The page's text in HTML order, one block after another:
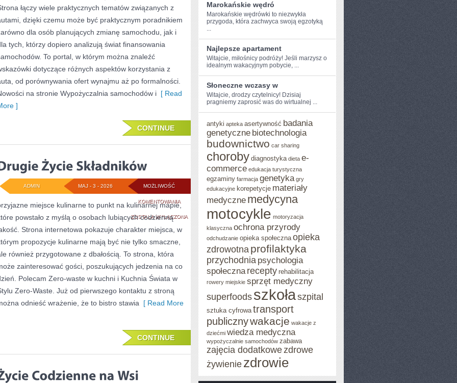
CARSHARING
łączy wiele praktycznych tematów związanych z
dzięki czemu może być praktycznym poradnikiem
dla osób planujących zmianę samochodu, jak i
tych, którzy dopiero analizują świat finansowania
To portal, w którym można znaleźć
dotyczące różnych aspektów korzystania z
od porównywania ofert wynajmu aż po formalności.
na stronie Wypożyczalnia samochodów i [ Read
]
CONTINUE
MOŻLIWOŚĆ
KOMENTOWANIADRUGIE
ŻYCIE
SKŁADNIKÓW
ZOSTAŁA WYŁĄCZONA
MAJ - 3 - 2026
ADMIN
miejsce kulinarne to punkt na kulinarnej mapie,
powstało z myślą o osobach lubiących codzienną
Strona internetowa pokazuje charakter miejsca, w
propozycje kulinarne mają być nie tylko smaczne,
również przygotowane z dbałością. To strona, która
zainteresować gości, poszukujących jedzenia na co
Polecam Zero-waste w kuchni i Kuchnia Świata w
Zero-Waste. Już od pierwszego kontaktu z stroną
odnieść wrażenie, że to bistro stawia [ Read More
CONTINUE
Marokańskie wędró
Marokańskie wędrówki ​to niezwykła
przygoda, która zachwyca swoją egzotyką
...
Najlepsze apartament
Witajcie, miłośnicy​ podróży! Jeśli ‌marzysz o
idealnym wakacyjnym pobycie, ...
Słoneczne wczasy w
Witajcie, drodzy‌ czytelnicy! Dzisiaj
pragniemy zaprosić was do wirtualnej‌ ...
antyki apteka asertywność badania
genetyczne biotechnologia
budownictwo car sharing
choroby diagnostyka dieta e-
commerce edukacja turystyczna
egzaminy farmacja genetyka gry
edukacyjne korepetycje materiały
medyczne medycyna
motocykle motoryzacja
klasyczna ochrona przyrody
odchudzanie opieka społeczna opieka
zdrowotna profilaktyka
przychodnia psychologia
społeczna recepty rehabilitacja
rowery miejskie sprzęt medyczny
superfoods szkołaszpital
sztuka cyfrowa transport
publicznywakacje wakacje z
dziećmi wiedza medyczna
wypożyczalnie samochodów zabawa
zajęcia dodatkowezdrowe
żywienie zdrowie